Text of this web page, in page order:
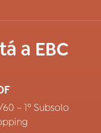
a EBC
– 1º Subsolo